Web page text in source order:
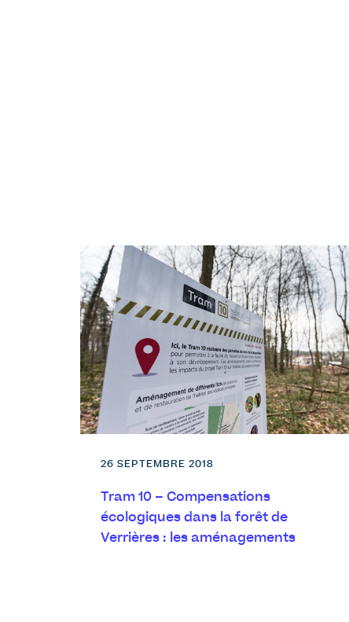
26 SEPTEMBRE 2018
Tram 10 – Compensations
écologiques dans la forêt de
Verrières : les aménagements